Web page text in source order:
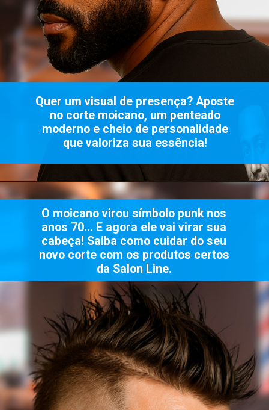
Quer um visual de presença? Aposte
no corte moicano, um penteado
moderno e cheio de personalidade
que valoriza sua essência!
O moicano virou símbolo punk nos
anos 70… E agora ele vai virar sua
cabeça! Saiba como cuidar do seu
novo corte com os produtos certos
da Salon Line.